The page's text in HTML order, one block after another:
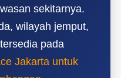
sekitarnya.
wilayah jemput,
pada
Jakarta untuk